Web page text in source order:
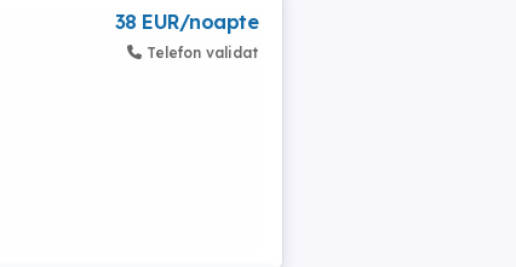
38 EUR/noapte
Telefon validat